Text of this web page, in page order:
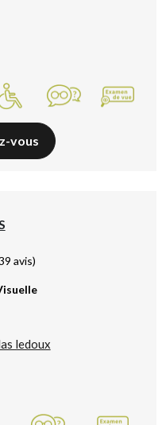
vous
avis)
ledoux